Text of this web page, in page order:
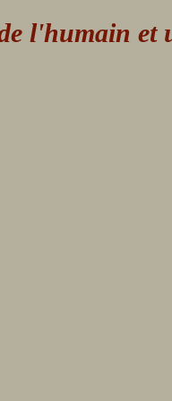
l'humain et